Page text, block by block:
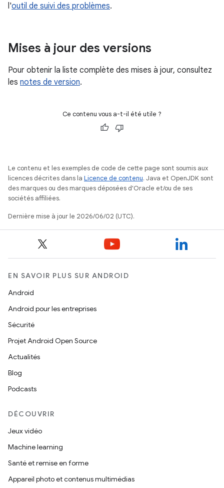
l'outil de suivi des problèmes.
Mises à jour des versions
Pour obtenir la liste complète des mises à jour, consultez
les notes de version.
Ce contenu vous a-t-il été utile ?
Le contenu et les exemples de code de cette page sont soumis aux
licences décrites dans la Licence de contenu. Java et OpenJDK sont
des marques ou des marques déposées d'Oracle et/ou de ses
sociétés affiliées.
Dernière mise à jour le 2026/06/02 (UTC).
EN SAVOIR PLUS SUR ANDROID
Android
Android pour les entreprises
Sécurité
Projet Android Open Source
Actualités
Blog
Podcasts
DÉCOUVRIR
Jeux vidéo
Machine learning
Santé et remise en forme
Appareil photo et contenus multimédias